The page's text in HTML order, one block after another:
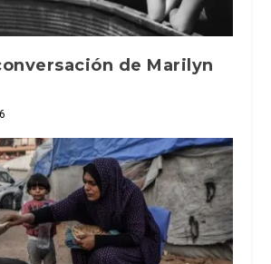
de Marilyn